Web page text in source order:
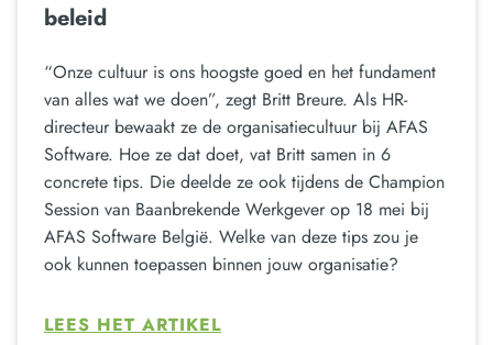
beleid
“Onze cultuur is ons hoogste goed en het fundament
van alles wat we doen”, zegt Britt Breure. Als HR-
directeur bewaakt ze de organisatiecultuur bij AFAS
Software. Hoe ze dat doet, vat Britt samen in 6
concrete tips. Die deelde ze ook tijdens de Champion
Session van Baanbrekende Werkgever op 18 mei bij
AFAS Software België. Welke van deze tips zou je
ook kunnen toepassen binnen jouw organisatie?
LEES HET ARTIKEL